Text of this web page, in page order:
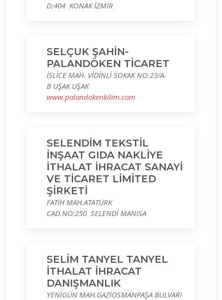
D:404 KONAK İZMİR
SELÇUK ŞAHİN-
PALANDÖKEN TİCARET
İSLİCE MAH. VİDİNLİ SOKAK NO:23/A-
B UŞAK UŞAK
www.palandokenkilim.com
SELENDİM TEKSTİL
İNŞAAT GIDA NAKLİYE
İTHALAT İHRACAT SANAYİ
VE TİCARET LİMİTED
ŞİRKETİ
FATİH MAH.ATATÜRK
CAD.NO:250 SELENDİ MANISA
SELİM TANYEL TANYEL
İTHALAT İHRACAT
DANIŞMANLIK
YENİGÜN MAH.GAZİOSMANPAŞA BULVARI